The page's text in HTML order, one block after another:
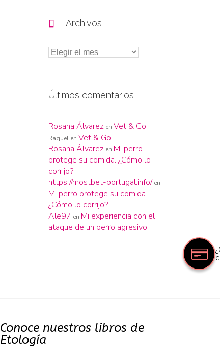
 Archivos
Últimos comentarios
Rosana Álvarez en Vet & Go
Raquel en Vet & Go
Rosana Álvarez en Mi perro
protege su comida. ¿Cómo lo
corrijo?
https://mostbet-portugal.info/ en
Mi perro protege su comida.
¿Cómo lo corrijo?
Ale97 en Mi experiencia con el
ataque de un perro agresivo
Conoce nuestros libros de
Etología